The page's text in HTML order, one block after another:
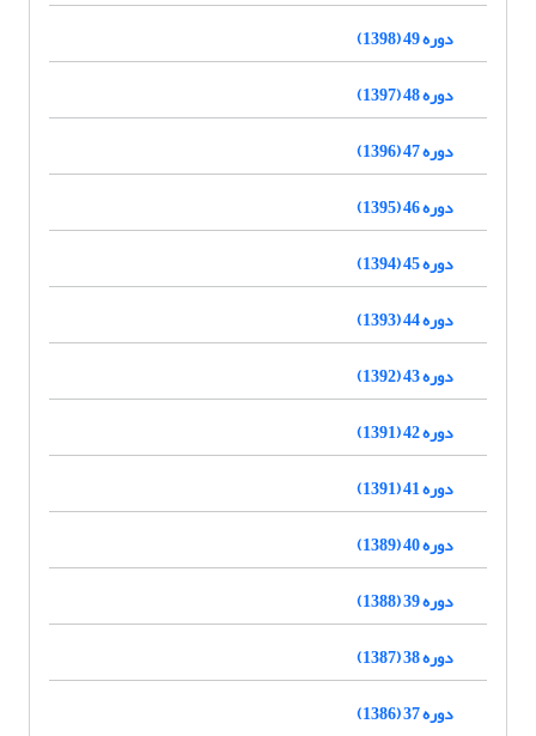
دوره 49 (1398)
دوره 48 (1397)
دوره 47 (1396)
دوره 46 (1395)
دوره 45 (1394)
دوره 44 (1393)
دوره 43 (1392)
دوره 42 (1391)
دوره 41 (1391)
دوره 40 (1389)
دوره 39 (1388)
دوره 38 (1387)
دوره 37 (1386)